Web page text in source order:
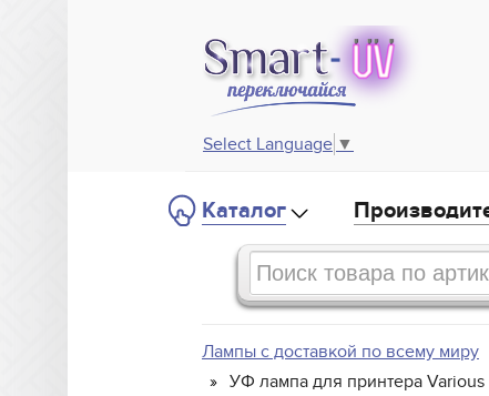
Select Language ▼
Каталог
Лампы с доставкой по всему миру
УФ лампа для принтера Various